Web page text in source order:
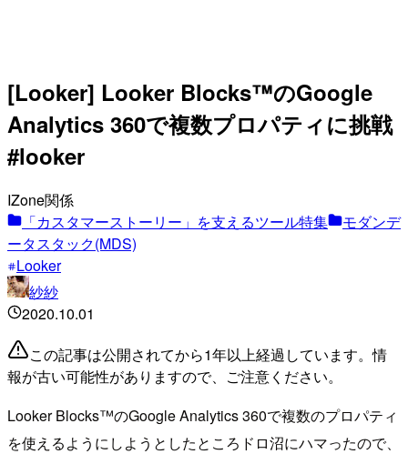
[Looker] Looker Blocks™のGoogle
Analytics 360で複数プロパティに挑戦
#looker
IZone関係
「カスタマーストーリー」を支えるツール特集
モダンデ
ータスタック(MDS)
Looker
紗紗
2020.10.01
この記事は公開されてから1年以上経過しています。情
報が古い可能性がありますので、ご注意ください。
Looker Blocks™のGoogle Analytics 360で複数のプロパティ
を使えるようにしようとしたところドロ沼にハマったので、